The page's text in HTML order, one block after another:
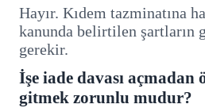
Hayır. Kıdem tazminatına
kanunda belirtilen şartların
gerekir.
İşe iade davası açmadan
gitmek zorunlu mudur?